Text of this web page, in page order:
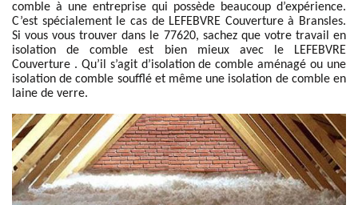
comble à une entreprise qui possède beaucoup d’expérience.
C’est spécialement le cas de LEFEBVRE Couverture à Bransles.
Si vous vous trouver dans le 77620, sachez que votre travail en
isolation de comble est bien mieux avec le LEFEBVRE
Couverture . Qu’il s’agit d’isolation de comble aménagé ou une
isolation de comble soufflé et même une isolation de comble en
laine de verre.